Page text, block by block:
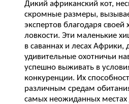
Дикий африканский кот,
скромные размеры,
экспертов благодаря своей
ловкости. Эти маленькие
в саваннах и лесах Африки,
удивительные охотничьи
успешно выживать в
конкуренции. Их
различным средам
самых неожиданных местах